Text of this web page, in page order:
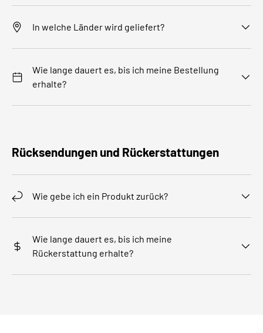
In welche Länder wird geliefert?
Wie lange dauert es, bis ich meine Bestellung
erhalte?
Rücksendungen und Rückerstattungen
Wie gebe ich ein Produkt zurück?
Wie lange dauert es, bis ich meine
Rückerstattung erhalte?